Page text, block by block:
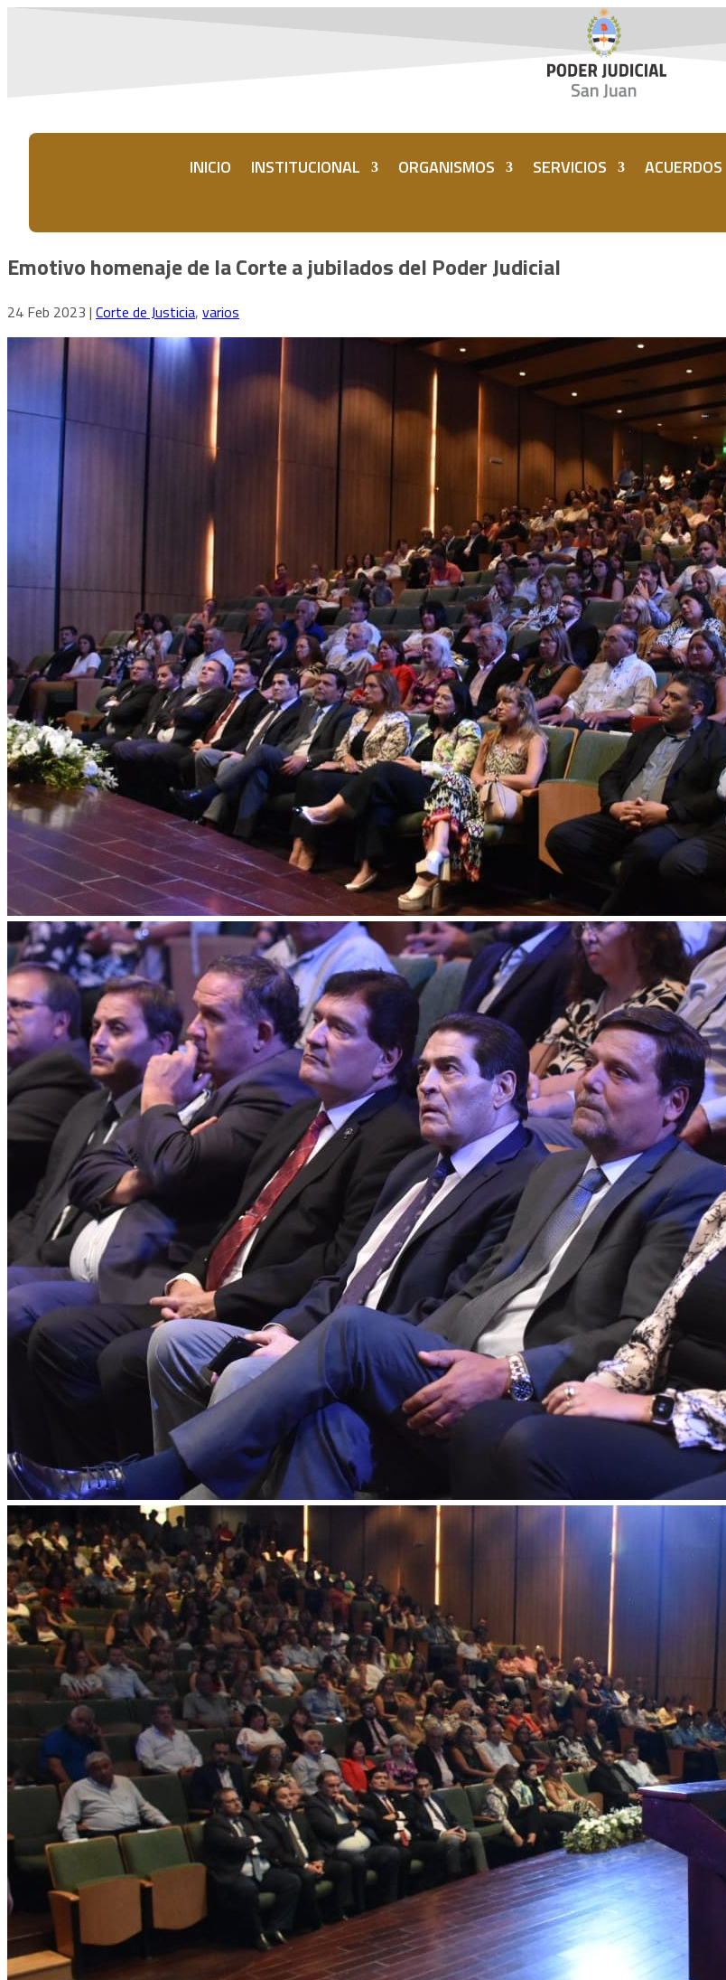
INICIO INSTITUCIONAL ORGANISMOS SERVICIOS ACUERDOS
Emotivo homenaje de la Corte a jubilados del Poder Judicial
24 Feb 2023 | Corte de Justicia, varios